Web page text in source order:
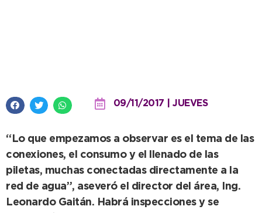
09/11/2017 | JUEVES
“Lo que empezamos a observar es el tema de las
conexiones, el consumo y el llenado de las
piletas, muchas conectadas directamente a la
red de agua”, aseveró el director del área, Ing.
Leonardo Gaitán. Habrá inspecciones y se